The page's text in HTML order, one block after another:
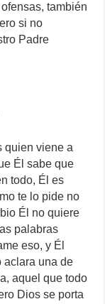
también
si no
Padre
quien viene a
Él sabe que
todo, Él es
te lo pide no
Él no quiere
palabras
eso, y Él
aclara una de
aquel que todo
Dios se porta